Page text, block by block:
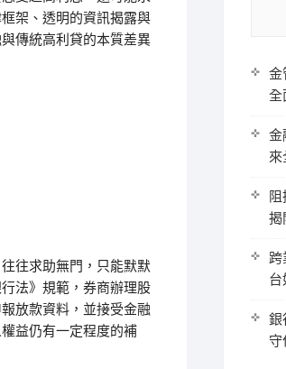
架、透明的資訊揭露與
傳統高利貸的本質差異
往求助無門，只能默默
法》規範，券商辦理股
放款資料，並接受金融
益仍有一定程度的補
金
全
金
來
揭
跨
台
銀
守